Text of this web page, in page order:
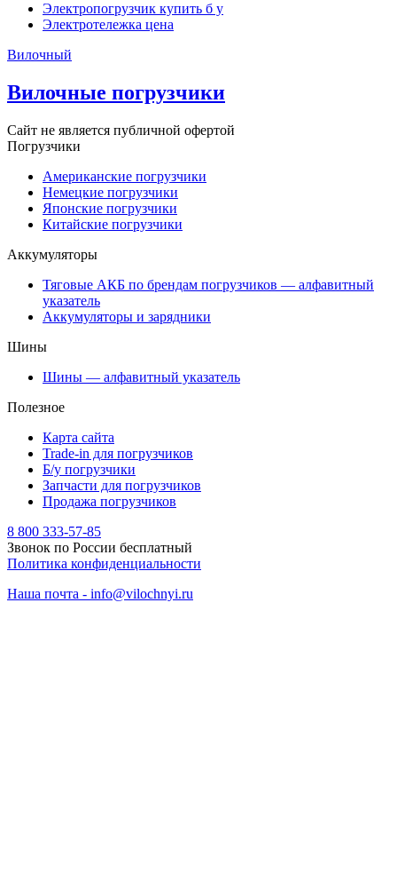
Электропогрузчик купить б у
Электротележка цена
Вилочный
Вилочные погрузчики
Сайт не является публичной офертой
Погрузчики
Американские погрузчики
Немецкие погрузчики
Японские погрузчики
Китайские погрузчики
Аккумуляторы
Тяговые АКБ по брендам погрузчиков — алфавитный
указатель
Аккумуляторы и зарядники
Шины
Шины — алфавитный указатель
Полезное
Карта сайта
Trade-in для погрузчиков
Б/у погрузчики
Запчасти для погрузчиков
Продажа погрузчиков
8 800 333-57-85
Звонок по России бесплатный
Политика конфиденциальности
Наша почта - info@vilochnyi.ru